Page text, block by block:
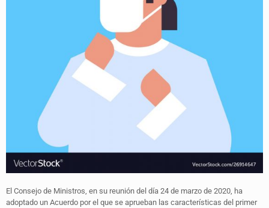
El Consejo de Ministros, en su reunión del día 24 de marzo de 2020, ha
adoptado un Acuerdo por el que se aprueban las características del primer